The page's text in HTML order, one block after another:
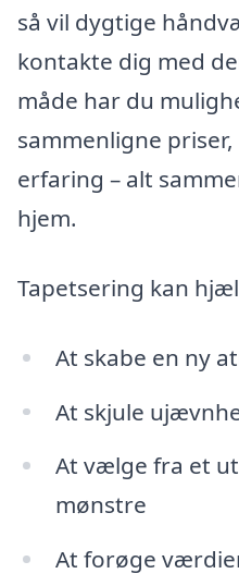
så vil dygtige
kontakte dig med
måde har du
sammenligne
erfaring – alt
hjem.
Tapetsering kan
At skabe en ny
At skjule
At vælge fra et
mønstre
At forøge